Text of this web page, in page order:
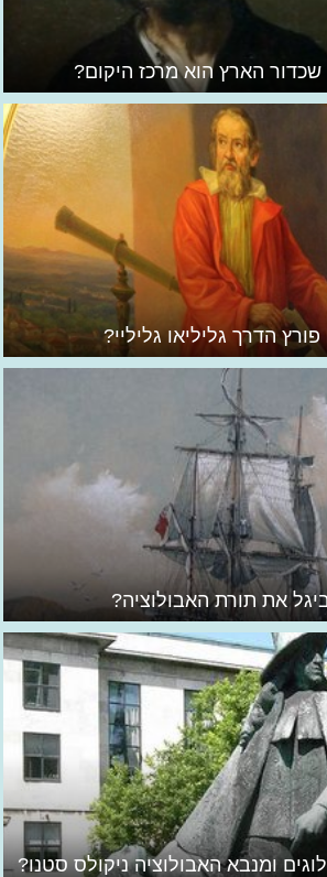
הארץ הוא מרכז היקום?
הדרך גליליאו גליליי?
את תורת האבולוציה?
ומנבא האבולוציה ניקולס סטנו?